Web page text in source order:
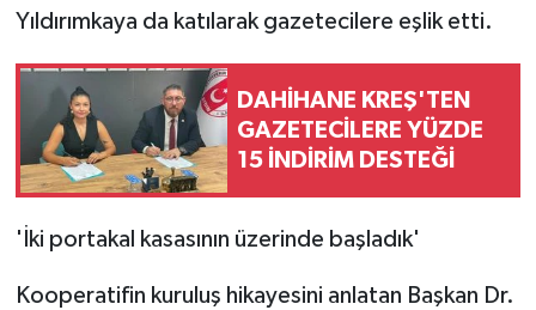
Yıldırımkaya da katılarak gazetecilere eşlik etti.
DAHİHANE KREŞ'TEN
GAZETECİLERE YÜZDE
15 İNDİRİM DESTEĞİ
'İki portakal kasasının üzerinde başladık'
Kooperatifin kuruluş hikayesini anlatan Başkan Dr.